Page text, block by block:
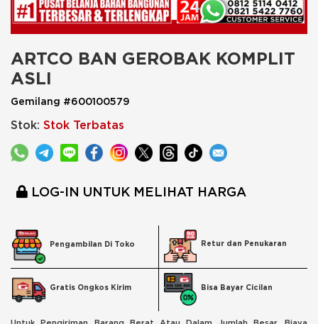
ARTCO BAN GEROBAK KOMPLIT
ASLI
Gemilang #600100579
Stok: Stok Terbatas
LOG-IN UNTUK MELIHAT HARGA
Pengambilan Di Toko Retur dan Penukaran
Gratis Ongkos Kirim Bisa Bayar Cicilan